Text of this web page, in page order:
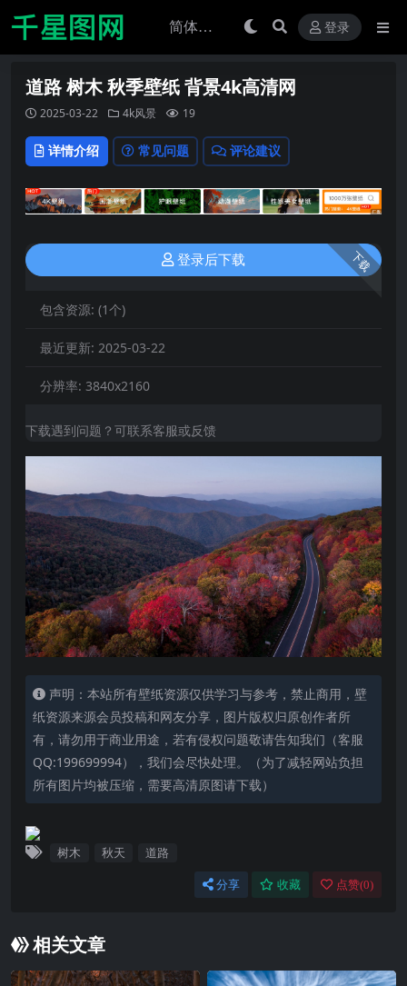
登录
道路 树木 秋季壁纸 背景4k高清网
2025-03-22 4k风景 19
详情介绍 常见问题 评论建议
下载
登录后下载
包含资源: (1个)
最近更新: 2025-03-22
分辨率: 3840x2160
下载遇到问题？可联系客服或反馈
声明：本站所有壁纸资源仅供学习与参考，禁止商用，壁
纸资源来源会员投稿和网友分享，图片版权归原创作者所
有，请勿用于商业用途，若有侵权问题敬请告知我们（客服
QQ:199699994），我们会尽快处理。（为了减轻网站负担
所有图片均被压缩，需要高清原图请下载）
树木 秋天 道路
分享 收藏 点赞(0)
相关文章